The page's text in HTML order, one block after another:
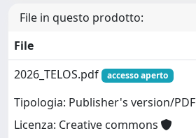
File in questo prodotto:
File
2026_TELOS.pdf
accesso aperto
Tipologia: Publisher's version/PDF
Licenza: Creative commons